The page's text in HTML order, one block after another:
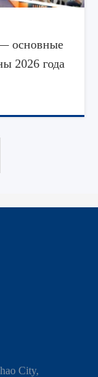
основные
2026 года
City,